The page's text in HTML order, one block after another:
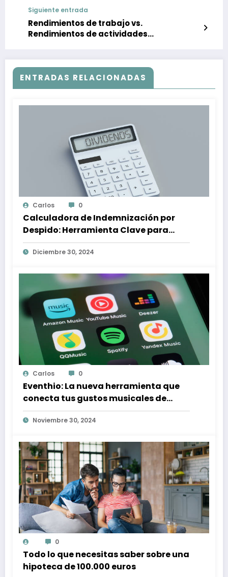
Siguiente entrada
Rendimientos de trabajo vs.
Rendimientos de actividades
ENTRADAS RELACIONADAS
Carlos 0
Calculadora de Indemnización por
Despido: Herramienta Clave para
Proteger tus Derechos Laborales
Diciembre 30, 2024
Carlos 0
Eventhio: La nueva herramienta que
conecta tus gustos musicales de
Spotify con conciertos en tu zona
Noviembre 30, 2024
0
Todo lo que necesitas saber sobre una
hipoteca de 100.000 euros